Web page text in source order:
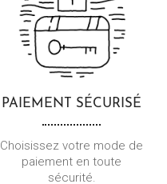
PAIEMENT SÉCURISÉ
Choisissez votre mode de
paiement en toute
sécurité.